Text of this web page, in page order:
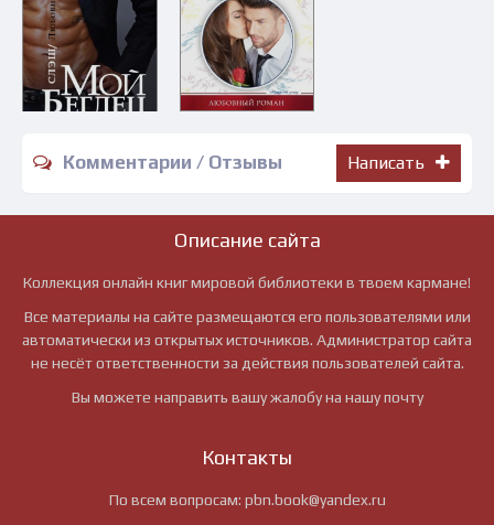
Комментарии / Отзывы Написать
Описание сайта
Коллекция онлайн книг мировой библиотеки в твоем кармане!
Все материалы на сайте размещаются его пользователями или
автоматически из открытых источников. Администратор сайта
не несёт ответственности за действия пользователей сайта.
Вы можете направить вашу жалобу на нашу почту
Контакты
По всем вопросам: pbn.book@yandex.ru